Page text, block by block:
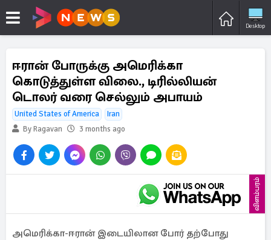
Desktop
ஈரான் போருக்கு அமெரிக்கா
கொடுத்துள்ள விலை., டிரில்லியன்
டொலர் வரை செல்லும் அபாயம்
United States of America
Iran
By Ragavan
3 months ago
விளம்பரம்
அமெரிக்கா-ஈரான் இடையிலான போர் தற்போது